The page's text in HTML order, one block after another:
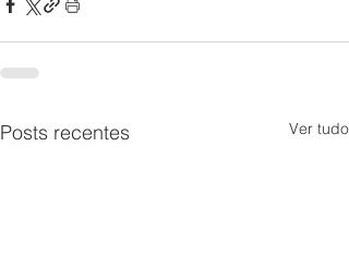
Posts recentes Ver tudo